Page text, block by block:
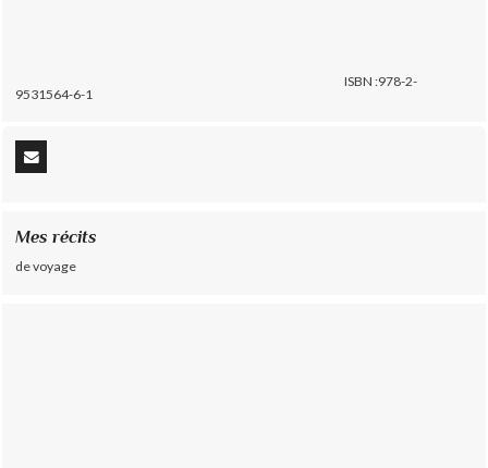
ISBN :978-2-
9531564-6-1
Mes récits
de voyage